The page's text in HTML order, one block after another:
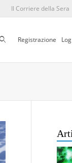
Il Corriere della Sera
CercaRegistrazione